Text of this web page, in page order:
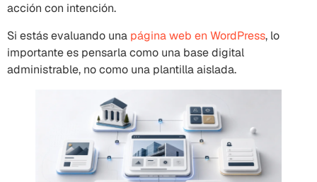
acción con intención.
Si estás evaluando una página web en WordPress, lo
importante es pensarla como una base digital
administrable, no como una plantilla aislada.